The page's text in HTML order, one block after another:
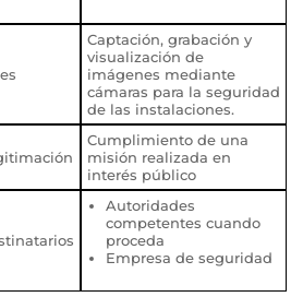
Captación, grabación y
visualización de
imágenes mediante
cámaras para la seguridad
de las instalaciones.
Cumplimiento de una
misión realizada en
interés público
Autoridades
competentes cuando
proceda
Empresa de seguridad